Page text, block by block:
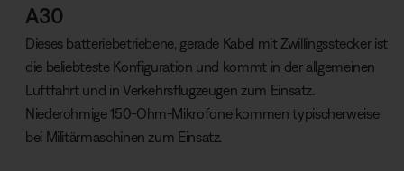
A30
Dieses batteriebetriebene, gerade Kabel mit Zwillingsstecker ist
die beliebteste Konfiguration und kommt in der allgemeinen
Luftfahrt und in Verkehrsflugzeugen zum Einsatz.
Niederohmige 150-Ohm-Mikrofone kommen typischerweise
bei Militärmaschinen zum Einsatz.